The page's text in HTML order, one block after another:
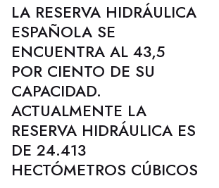
LA RESERVA HIDRÁULICA
ESPAÑOLA SE
ENCUENTRA AL 43,5
POR CIENTO DE SU
CAPACIDAD.
ACTUALMENTE LA
RESERVA HIDRÁULICA ES
DE 24.413
HECTÓMETROS CÚBICOS